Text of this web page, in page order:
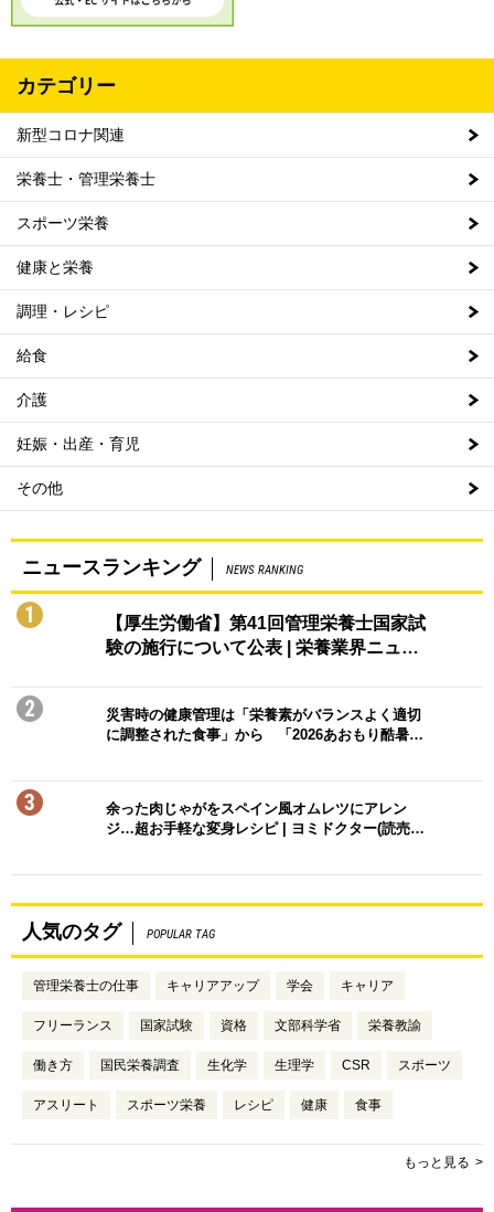
カテゴリー
新型コロナ関連
栄養士・管理栄養士
スポーツ栄養
健康と栄養
調理・レシピ
給食
介護
妊娠・出産・育児
その他
ニュースランキング NEWS RANKING
1
【厚生労働省】第41回管理栄養士国家試
験の施行について公表 | 栄養業界ニュ…
2
災害時の健康管理は「栄養素がバランスよく適切
に調整された食事」から 「2026あおもり酷暑…
3
余った肉じゃがをスペイン風オムレツにアレン
ジ…超お手軽な変身レシピ | ヨミドクター(読売…
人気のタグ POPULAR TAG
管理栄養士の仕事 キャリアアップ 学会 キャリア
フリーランス 国家試験 資格 文部科学省 栄養教諭
働き方 国民栄養調査 生化学 生理学 CSR スポーツ
アスリート スポーツ栄養 レシピ 健康 食事
もっと見る